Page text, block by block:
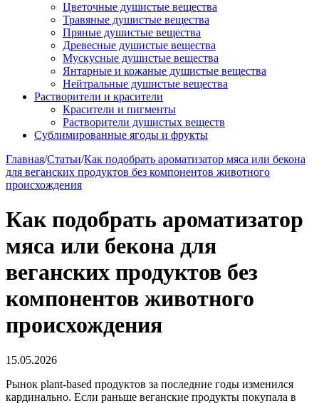
Цветочные душистые вещества
Травяные душистые вещества
Пряные душистые вещества
Древесные душистые вещества
Мускусные душистые вещества
Янтарные и кожаные душистые вещества
Нейтральные душистые вещества
Растворители и красители
Красители и пигменты
Растворители душистых веществ
Сублимированные ягоды и фрукты
Главная/Статьи/Как подобрать ароматизатор мяса или бекона
для веганских продуктов без компонентов животного
происхождения
Как подобрать ароматизатор
мяса или бекона для
веганских продуктов без
компонентов животного
происхождения
15.05.2026
Рынок plant-based продуктов за последние годы изменился
кардинально. Если раньше веганские продукты покупала в